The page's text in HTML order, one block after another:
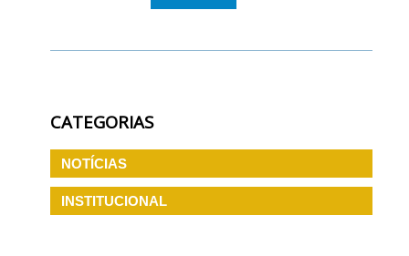
CATEGORIAS
NOTÍCIAS
INSTITUCIONAL